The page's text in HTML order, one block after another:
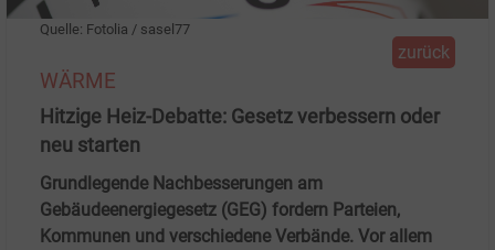
Quelle: Fotolia / sasel77
zurück
WÄRME
Hitzige Heiz-Debatte: Gesetz verbessern oder
neu starten
Grundlegende Nachbesserungen am
Gebäudeenergiegesetz (GEG) fordern Parteien,
Kommunen und verschiedene Verbände. Vor allem